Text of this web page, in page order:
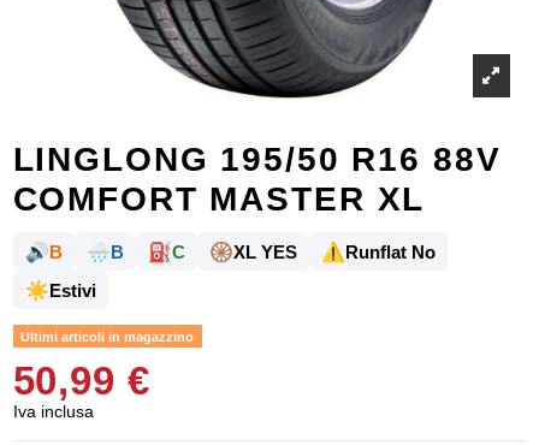
LINGLONG 195/50 R16 88V
COMFORT MASTER XL
🔊B 🌧️B ⛽C 🛞XL YES ⚠️Runflat No
☀️Estivi
Ultimi articoli in magazzino
50,99 €
Iva inclusa